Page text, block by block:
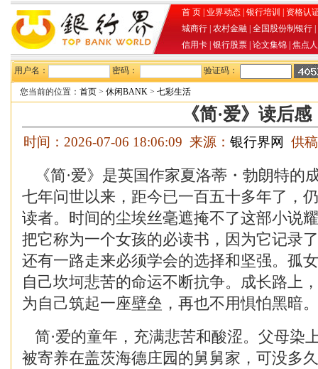
首 页 业界动态 银行培训
资格认
城商行 农村金融 全国股份制银行
信用卡 银行股票 论文集锦 焦点
用户名： 密码： 验证码：
您当前的位置： 首页 > 休闲BANK > 七彩生活
《简·爱》读后感
时间：2026-07-06 18:06:09 来源： 银行界网 供
《简·爱》是英国作家夏洛蒂・勃朗特的
七年问世以来，距今已一百五十多年了，
读者。时间的尘埃丝毫遮掩不了这部小说
把它称为一个女孩的必读书，因为它记录
还有一路走来必须学会的选择和坚强。孤
自己坎坷悲苦的命运不断抗争。成长路上
为自己筑起一座壁垒，再也不用惧怕黑暗。
简·爱的童年，充满悲苦和酸涩。父母染
被寄养在盖茨海德庄园的舅舅家，可没多